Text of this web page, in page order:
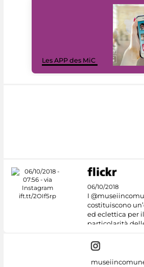
Les APP des MiC
06/10/2018
I
costituiscono
ed eclettica per
particolarità